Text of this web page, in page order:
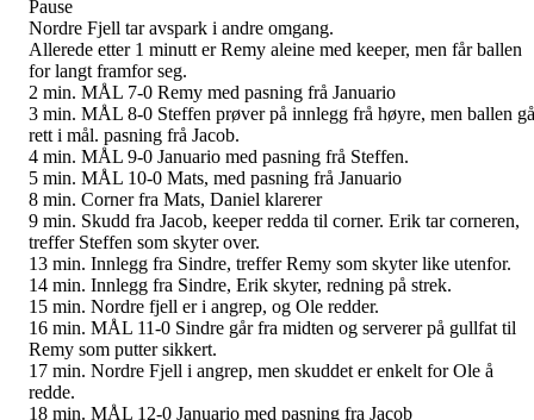
Pause
Nordre Fjell tar avspark i andre omgang.
Allerede etter 1 minutt er Remy aleine med keeper, men får ballen
for langt framfor seg.
2 min. MÅL 7-0 Remy med pasning frå Januario
3 min. MÅL 8-0 Steffen prøver på innlegg frå høyre, men ballen
rett i mål. pasning frå Jacob.
4 min. MÅL 9-0 Januario med pasning frå Steffen.
5 min. MÅL 10-0 Mats, med pasning frå Januario
8 min. Corner fra Mats, Daniel klarerer
9 min. Skudd fra Jacob, keeper redda til corner. Erik tar corneren,
treffer Steffen som skyter over.
13 min. Innlegg fra Sindre, treffer Remy som skyter like utenfor.
14 min. Innlegg fra Sindre, Erik skyter, redning på strek.
15 min. Nordre fjell er i angrep, og Ole redder.
16 min. MÅL 11-0 Sindre går fra midten og serverer på gullfat til
Remy som putter sikkert.
17 min. Nordre Fjell i angrep, men skuddet er enkelt for Ole å
redde.
18 min. MÅL 12-0 Januario med pasning fra Jacob